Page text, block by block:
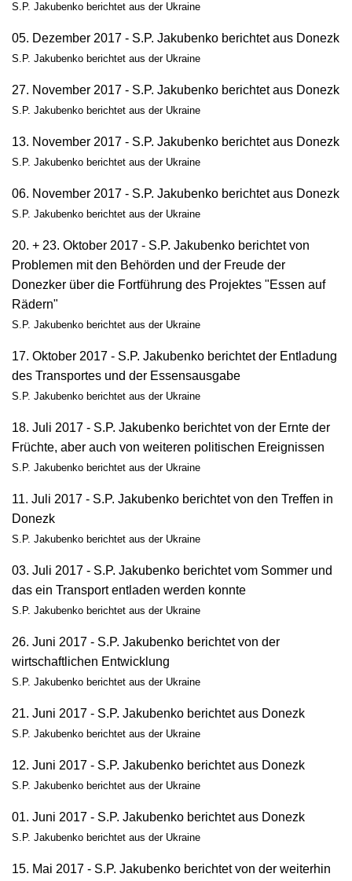
S.P. Jakubenko berichtet aus der Ukraine
05. Dezember 2017 - S.P. Jakubenko berichtet aus Donezk
S.P. Jakubenko berichtet aus der Ukraine
27. November 2017 - S.P. Jakubenko berichtet aus Donezk
S.P. Jakubenko berichtet aus der Ukraine
13. November 2017 - S.P. Jakubenko berichtet aus Donezk
S.P. Jakubenko berichtet aus der Ukraine
06. November 2017 - S.P. Jakubenko berichtet aus Donezk
S.P. Jakubenko berichtet aus der Ukraine
20. + 23. Oktober 2017 - S.P. Jakubenko berichtet von
Problemen mit den Behörden und der Freude der
Donezker über die Fortführung des Projektes "Essen auf
Rädern"
S.P. Jakubenko berichtet aus der Ukraine
17. Oktober 2017 - S.P. Jakubenko berichtet der Entladung
des Transportes und der Essensausgabe
S.P. Jakubenko berichtet aus der Ukraine
18. Juli 2017 - S.P. Jakubenko berichtet von der Ernte der
Früchte, aber auch von weiteren politischen Ereignissen
S.P. Jakubenko berichtet aus der Ukraine
11. Juli 2017 - S.P. Jakubenko berichtet von den Treffen in
Donezk
S.P. Jakubenko berichtet aus der Ukraine
03. Juli 2017 - S.P. Jakubenko berichtet vom Sommer und
das ein Transport entladen werden konnte
S.P. Jakubenko berichtet aus der Ukraine
26. Juni 2017 - S.P. Jakubenko berichtet von der
wirtschaftlichen Entwicklung
S.P. Jakubenko berichtet aus der Ukraine
21. Juni 2017 - S.P. Jakubenko berichtet aus Donezk
S.P. Jakubenko berichtet aus der Ukraine
12. Juni 2017 - S.P. Jakubenko berichtet aus Donezk
S.P. Jakubenko berichtet aus der Ukraine
01. Juni 2017 - S.P. Jakubenko berichtet aus Donezk
S.P. Jakubenko berichtet aus der Ukraine
15. Mai 2017 - S.P. Jakubenko berichtet von der weiterhin